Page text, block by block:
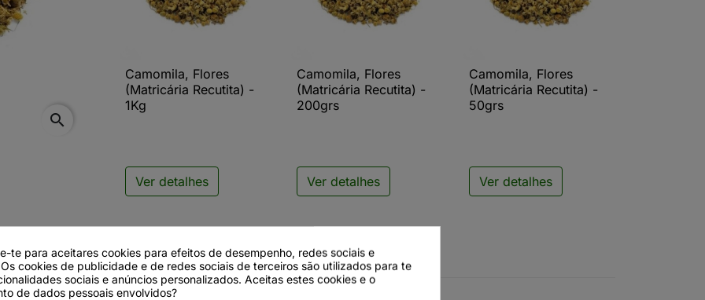
search
 Vista rápida
Camomila, Flores
(Matricária Recutita) -
1Kg
Ver detalhes
 Vista rápida
Camomila, Flores
(Matricária Recutita) -
200grs
Ver detalhes
 Vista rápida
Camomila, Flores
(Matricária Recutita) -
50grs
Ver detalhes
te para aceitares cookies para efeitos de desempenho, redes sociais e
cookies de publicidade e de redes sociais de terceiros são utilizados para te
sociais e anúncios personalizados. Aceitas estes cookies e o
de dados pessoais envolvidos?